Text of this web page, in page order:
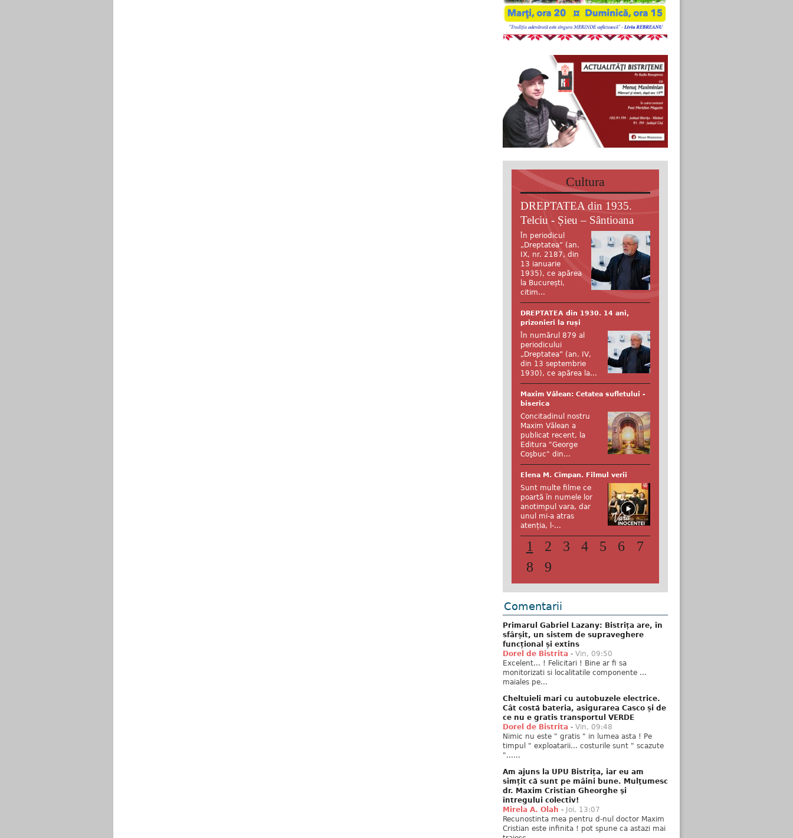
Cultura
DREPTATEA din 1935.
Telciu - Șieu – Sântioana
În periodicul
„Dreptatea” (an.
IX, nr. 2187, din
13 ianuarie
1935), ce apărea
la București,
citim...
DREPTATEA din 1930. 14 ani,
prizonieri la ruși
În numărul 879 al
periodicului
„Dreptatea” (an. IV,
din 13 septembrie
1930), ce apărea la...
Maxim Vălean: Cetatea sufletului -
biserica
Concitadinul nostru
Maxim Vălean a
publicat recent, la
Editura "George
Coşbuc" din...
Elena M. Cîmpan. Filmul verii
Sunt multe filme ce
poartă în numele lor
anotimpul vara, dar
unul mi-a atras
atenția, l-...
1 2 3 4 5 6
7
8
9
Comentarii
Primarul Gabriel Lazany: Bistrița are, în
sfârșit, un sistem de supraveghere
funcțional și extins
Dorel de Bistrita - Vin, 09:50
Excelent... ! Felicitari ! Bine ar fi sa
monitorizati si localitatile componente ...
maiales pe...
Cheltuieli mari cu autobuzele electrice.
Cât costă bateria, asigurarea Casco și de
ce nu e gratis transportul VERDE
Dorel de Bistrita - Vin, 09:48
Nimic nu este " gratis " in lumea asta ! Pe
timpul " exploatarii... costurile sunt " scazute
"......
Am ajuns la UPU Bistrița, iar eu am
simțit că sunt pe mâini bune. Mulţumesc
dr. Maxim Cristian Gheorghe şi
întregului colectiv!
Mirela A. Olah - Joi, 13:07
Recunostinta mea pentru d-nul doctor Maxim
Cristian este infinita ! pot spune ca astazi mai